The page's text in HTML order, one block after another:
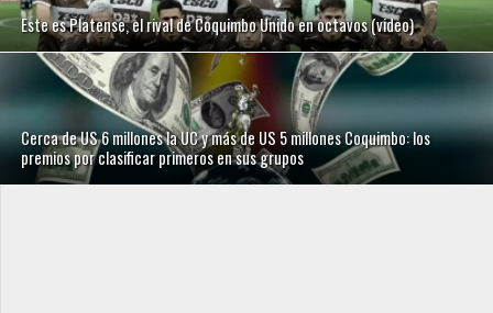
Este es Platense, el rival de Coquimbo Unido en octavos (video)
Cerca de US 6 millones la UC y más de US 5 millones Coquimbo: los
premios por clasificar primeros en sus grupos